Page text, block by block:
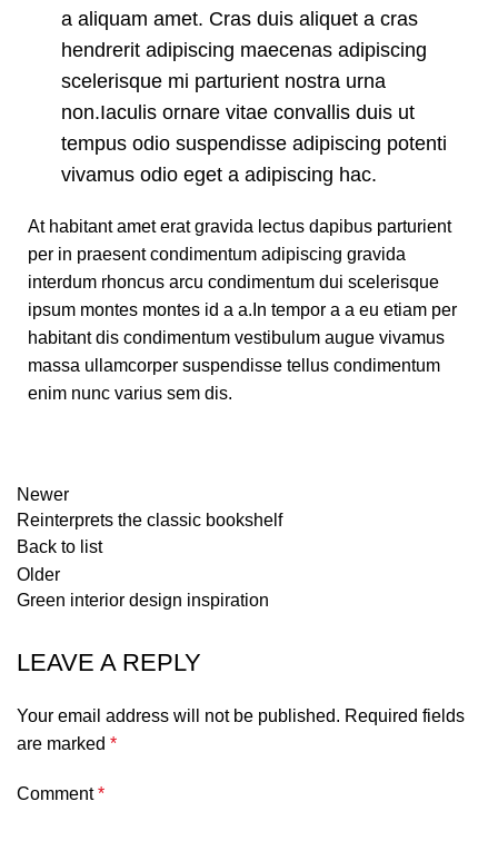
a aliquam amet. Cras duis aliquet a cras
hendrerit adipiscing maecenas adipiscing
scelerisque mi parturient nostra urna
non.Iaculis ornare vitae convallis duis ut
tempus odio suspendisse adipiscing potenti
vivamus odio eget a adipiscing hac.
At habitant amet erat gravida lectus dapibus parturient
per in praesent condimentum adipiscing gravida
interdum rhoncus arcu condimentum dui scelerisque
ipsum montes montes id a a.In tempor a a eu etiam per
habitant dis condimentum vestibulum augue vivamus
massa ullamcorper suspendisse tellus condimentum
enim nunc varius sem dis.
Newer
Reinterprets the classic bookshelf
Back to list
Older
Green interior design inspiration
LEAVE A REPLY
Your email address will not be published. Required fields
are marked *
Comment*